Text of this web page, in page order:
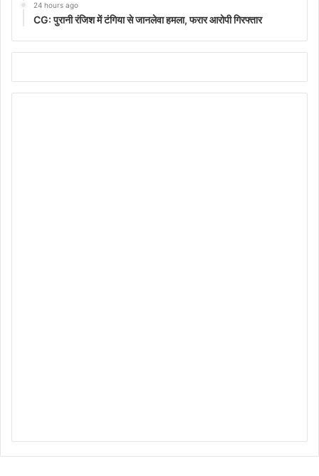
24 hours ago
CG: पुरानी रंजिश में टंगिया से जानलेवा हमला, फरार आरोपी गिरफ्तार